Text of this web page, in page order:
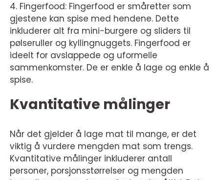
4. Fingerfood: Fingerfood er småretter som
gjestene kan spise med hendene. Dette
inkluderer alt fra mini-burgere og sliders til
pølseruller og kyllingnuggets. Fingerfood er
ideelt for avslappede og uformelle
sammenkomster. De er enkle å lage og enkle å
spise.
Kvantitative målinger
Når det gjelder å lage mat til mange, er det
viktig å vurdere mengden mat som trengs.
Kvantitative målinger inkluderer antall
personer, porsjonsstørrelser og mengden